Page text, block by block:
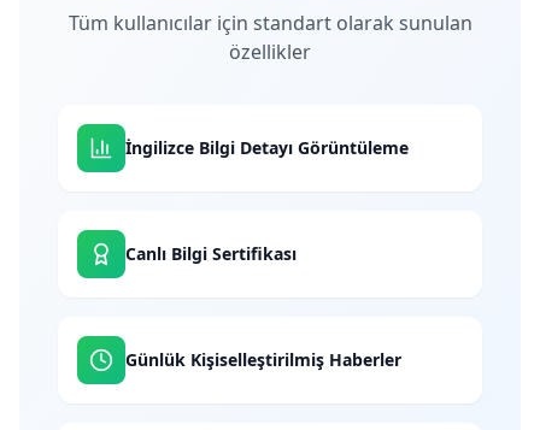
Tüm kullanıcılar için standart olarak sunulan
özellikler
İngilizce Bilgi Detayı Görüntüleme
Canlı Bilgi Sertifikası
Günlük Kişiselleştirilmiş Haberler